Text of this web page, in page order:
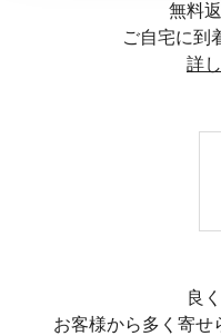
無料
ご自宅に到
詳
良
お客様から多く寄せ